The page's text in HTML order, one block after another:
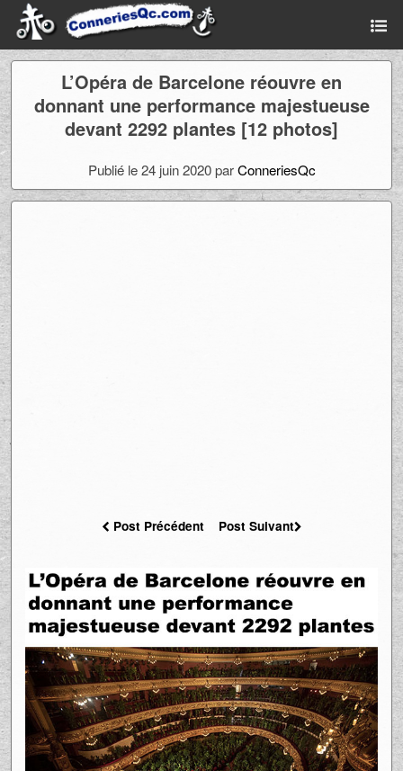
L’Opéra de Barcelone réouvre en
donnant une performance majestueuse
devant 2292 plantes [12 photos]
Publié le 24 juin 2020 parConneriesQc
Post Précédent Post Suivant